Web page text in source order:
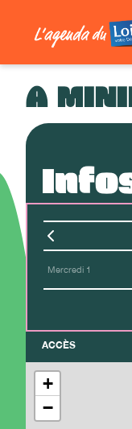
A
Mercredi 1
ACCÈS
+
−